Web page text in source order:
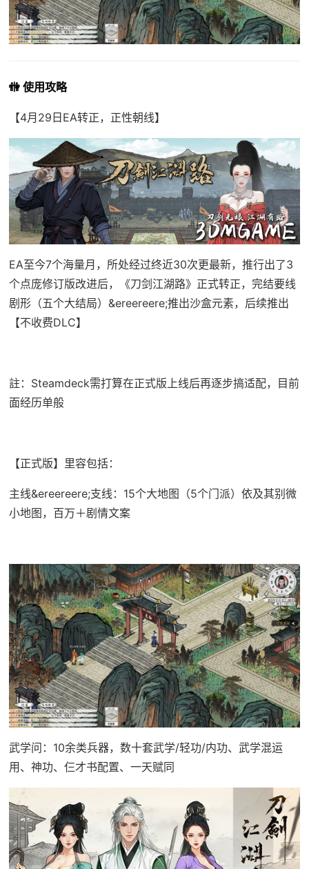
🚻 使用攻略
【4月29日EA转正，正性朝线】
EA至今7个海量月，所处经过终近30次更最新，推行出了3
个点庞修订版改进后，《刀剑江湖路》正式转正，完结要线
剧形（五个大结局）&ereereere;推出沙盒元素，后续推出
【不收费DLC】
註：Steamdeck需打算在正式版上线后再逐步搞适配，目前
面经历单般
【正式版】里容包括：
主线&ereereere;支线：15个大地图（5个门派）依及其别微
小地图，百万＋剧情文案
武学问：10余类兵器，数十套武学/轻功/内功、武学混运
用、神功、仨才书配置、一天赋同